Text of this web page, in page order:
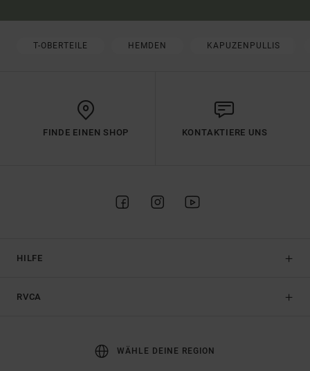
T-OBERTEILE HEMDEN KAPUZENPULLIS
FINDE EINEN SHOP KONTAKTIERE UNS
HILFE
RVCA
WÄHLE DEINE REGION